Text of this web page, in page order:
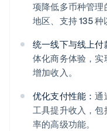
项降低多币种管
地区、支持 135 种
统一线下与线上付
体化商务体验，
增加收入。
优化支付性能：通
工具提升收入，
率的高级功能。
阿联酋
English
爱尔兰